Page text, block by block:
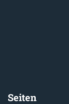
Seiten